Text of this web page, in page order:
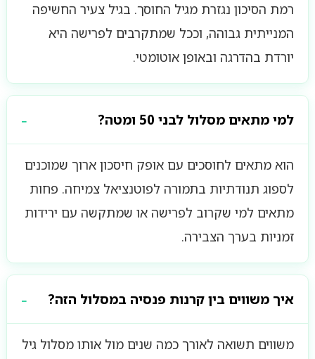
רמת הסיכון נגזרת מגיל החוסך. בגיל צעיר החשיפה
המנייתית גבוהה, וככל שמתקרבים לפרישה היא
יורדת בהדרגה ובאופן אוטומטי.
למי מתאים מסלול לבני 50 ומטה?
הוא מתאים לחוסכים עם אופק חיסכון ארוך שמוכנים
לספוג תנודתיות בתמורה לפוטנציאל צמיחה. פחות
מתאים למי שקרוב לפרישה או שמתקשה עם ירידות
זמניות בערך הצבירה.
איך משווים בין קרנות פנסיה במסלול הזה?
משווים תשואה לאורך כמה שנים מול אותו מסלול גיל